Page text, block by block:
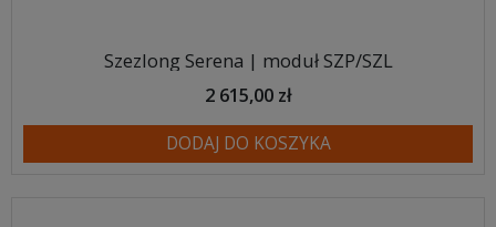
Szezlong Serena | moduł SZP/SZL
2 615,00 zł
DODAJ DO KOSZYKA